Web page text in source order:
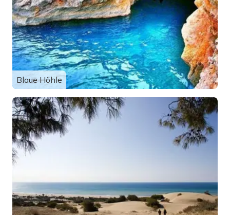
Blaue Höhle